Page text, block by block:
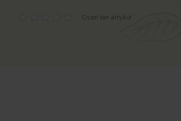
Oceń ten artykuł